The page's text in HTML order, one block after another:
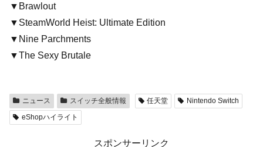
▼Brawlout
▼SteamWorld Heist: Ultimate Edition
▼Nine Parchments
▼The Sexy Brutale
ニュース スイッチ全般情報 任天堂
Nintendo Switch
eShopハイライト
スポンサーリンク